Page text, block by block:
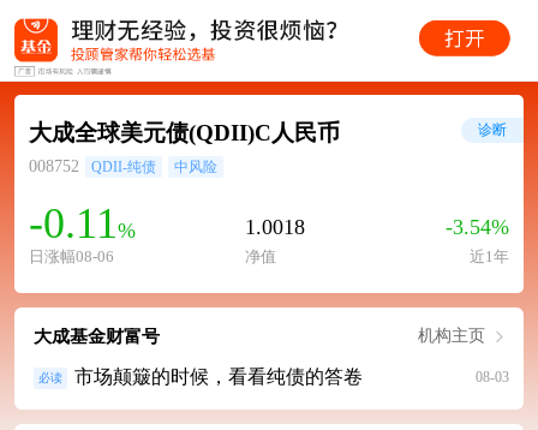
大成全球美元债(QDII)C人民币
008752 QDII-纯债 中风险
-0.11 %
日涨幅08-06
1.0018
净值
-3.54%
近1年
诊断
大成基金财富号 机构主页
必读 市场颠簸的时候，看看纯债的答卷 08-03